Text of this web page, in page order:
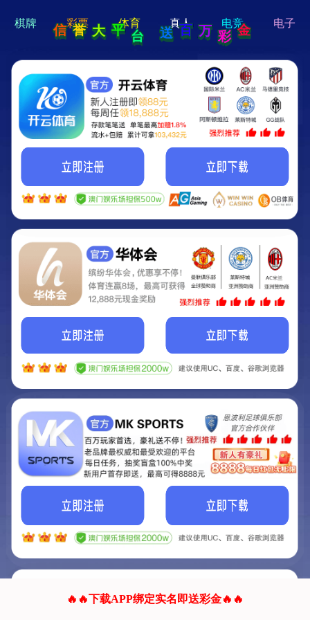
hi 💗
Hey Guys!
我们即将上线啦...
我们的网站正在建设.
它将是非常棒的网站.
联系我们!